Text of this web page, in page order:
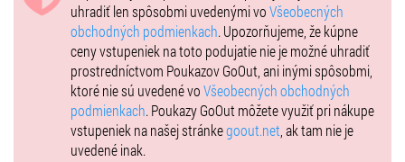
Hudba: Róbert Mankovecký
OSOBY A OBSADENIE :
ZURVALEC/ PEDANT Z MANTOVY Jakub
BAPTISTA MINOLA, šľachtic z Padovy Michal
uhradiť len spôsobmi uvedenými voVšeobecných
obchodných podmienkach. Upozorňujeme, že kúpne
ceny vstupeniek na toto podujatie nie je možné uhradiť
prostredníctvom Poukazov GoOut, ani inými spôsobmi,
ktoré nie sú uvedené voVšeobecných obchodných
podmienkach. Poukazy GoOut môžete využiť pri nákupe
vstupeniek na našej stránkegoout.net , ak tam nie je
uvedené inak.